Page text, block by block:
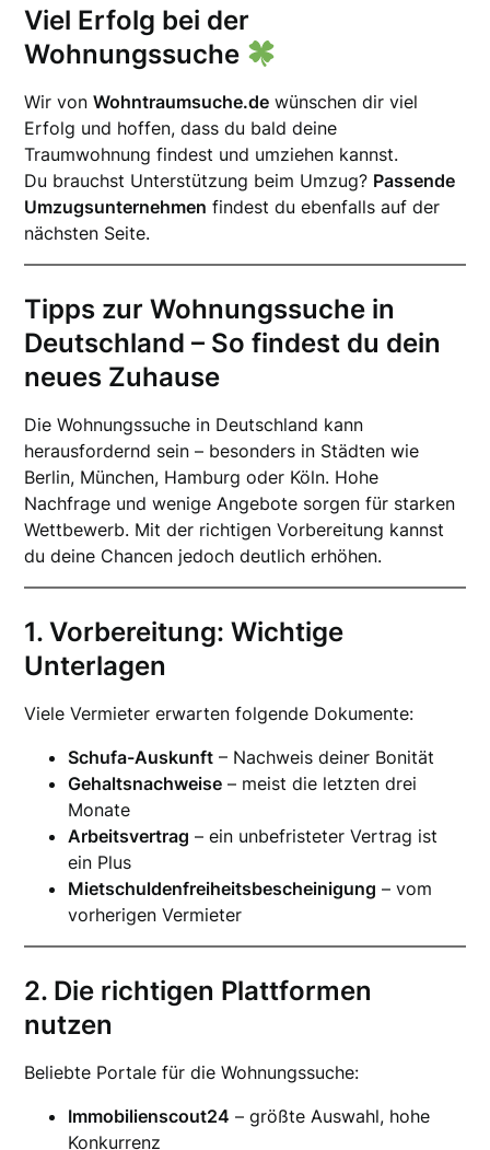
Viel Erfolg bei der
Wohnungssuche
Wir vonWohntraumsuche.de wünschen dir viel
Erfolg und hoffen, dass du bald deine
Traumwohnung findest und umziehen kannst.
Du brauchst Unterstützung beim Umzug? Passende
Umzugsunternehmen findest du ebenfalls auf der
nächsten Seite.
Tipps zur Wohnungssuche in
Deutschland – So findest du dein
neues Zuhause
Die Wohnungssuche in Deutschland kann
herausfordernd sein – besonders in Städten wie
Berlin, München, Hamburg oder Köln. Hohe
Nachfrage und wenige Angebote sorgen für starken
Wettbewerb. Mit der richtigen Vorbereitung kannst
du deine Chancen jedoch deutlich erhöhen.
1. Vorbereitung: Wichtige
Unterlagen
Viele Vermieter erwarten folgende Dokumente:
Schufa-Auskunft – Nachweis deiner Bonität
Gehaltsnachweise – meist die letzten drei
Monate
Arbeitsvertrag – ein unbefristeter Vertrag ist
ein Plus
Mietschuldenfreiheitsbescheinigung – vom
vorherigen Vermieter
2. Die richtigen Plattformen
nutzen
Beliebte Portale für die Wohnungssuche:
Immobilienscout24 – größte Auswahl, hohe
Konkurrenz